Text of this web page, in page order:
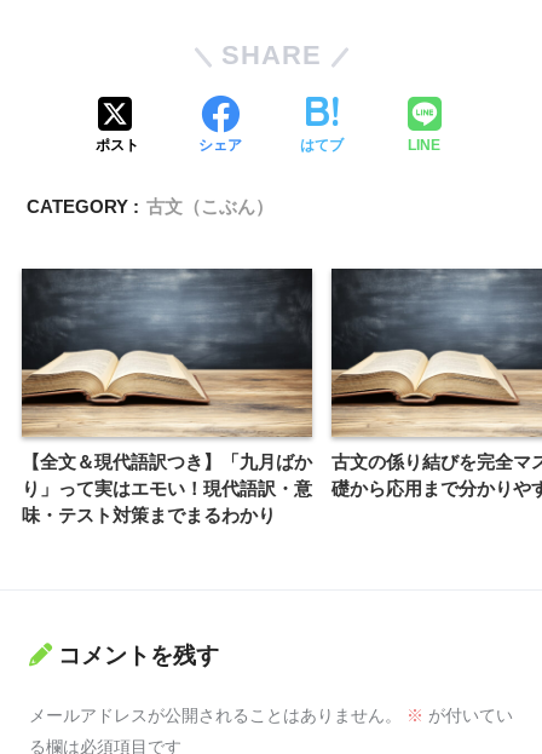
SHARE
ポスト シェア はてブ LINE
CATEGORY : 古文（こぶん）
【全文＆現代語訳つき】「九月ばか
り」って実はエモい！現代語訳・意
味・テスト対策までまるわかり
古文の係り結びを完全マ
礎から応用まで分かりや
コメントを残す
メールアドレスが公開されることはありません。 ※ が付いてい
る欄は必須項目です